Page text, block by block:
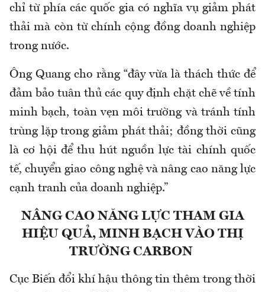
chỉ từ phía các quốc gia có nghĩa vụ giảm phát
thải mà còn từ chính cộng đồng doanh nghiệp
trong nước.
Ông Quang cho rằng “đây vừa là thách thức để
đảm bảo tuân thủ các quy định chặt chẽ về tính
minh bạch, toàn vẹn môi trường và tránh tính
trùng lặp trong giảm phát thải; đồng thời cũng
là cơ hội để thu hút nguồn lực tài chính quốc
tế, chuyển giao công nghệ và nâng cao năng lực
cạnh tranh của doanh nghiệp.”
NÂNG CAO NĂNG LỰC THAM GIA
HIỆU QUẢ, MINH BẠCH VÀO THỊ
TRƯỜNG CARBON
Cục Biến đổi khí hậu thông tin thêm trong thời